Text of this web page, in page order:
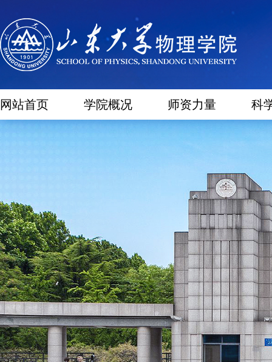
网站首页 学院概况 师资力量 科